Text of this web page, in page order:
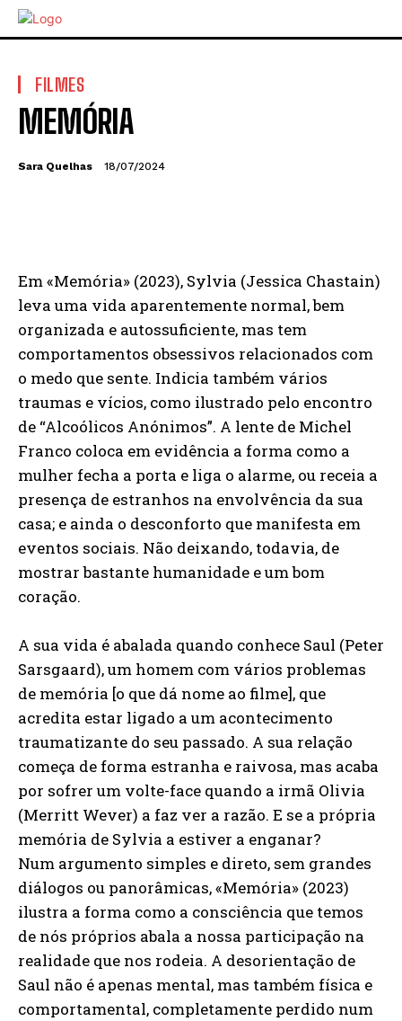
FILMES
MEMÓRIA
Sara Quelhas 18/07/2024
Em «Memória» (2023), Sylvia (Jessica Chastain)
leva uma vida aparentemente normal, bem
organizada e autossuficiente, mas tem
comportamentos obsessivos relacionados com
o medo que sente. Indicia também vários
traumas e vícios, como ilustrado pelo encontro
de “Alcoólicos Anónimos”. A lente de Michel
Franco coloca em evidência a forma como a
mulher fecha a porta e liga o alarme, ou receia a
presença de estranhos na envolvência da sua
casa; e ainda o desconforto que manifesta em
eventos sociais. Não deixando, todavia, de
mostrar bastante humanidade e um bom
coração.
A sua vida é abalada quando conhece Saul (Peter
Sarsgaard), um homem com vários problemas
de memória [o que dá nome ao filme], que
acredita estar ligado a um acontecimento
traumatizante do seu passado. A sua relação
começa de forma estranha e raivosa, mas acaba
por sofrer um volte-face quando a irmã Olivia
(Merritt Wever) a faz ver a razão. E se a própria
memória de Sylvia a estiver a enganar?
Num argumento simples e direto, sem grandes
diálogos ou panorâmicas, «Memória» (2023)
ilustra a forma como a consciência que temos
de nós próprios abala a nossa participação na
realidade que nos rodeia. A desorientação de
Saul não é apenas mental, mas também física e
comportamental, completamente perdido num